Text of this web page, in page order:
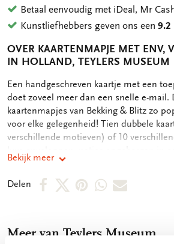
Betaal eenvoudig met iDeal, Mr
Kunstliefhebbers geven ons een9.2
OVER KAARTENMAPJE MET ENV,
IN HOLLAND, TEYLERS MUSEUM
OMSCHRIJVING
Een handgeschreven kaartje met een
doet zoveel meer dan een snelle e-mail.
kaartenmapjes van Bekking & Blitz zo
voor elke gelegenheid! Tien dubbele
verschillende motieven) of 10
kaartenmapje. Op de achterkant van het
verschillende motieven afgebeeld. Zo
u nodig heeft. De binnenkant van de
enveloppen - 5 x 2 motieven - 240 grms
Bekijk meer
Delen
DeelDeelDeelDeelDeel
Meer van Teylers Museum